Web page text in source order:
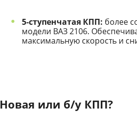
5-ступенчатая КПП: более
модели ВАЗ 2106.
максимальную скорость и
Новая или б/у КПП?